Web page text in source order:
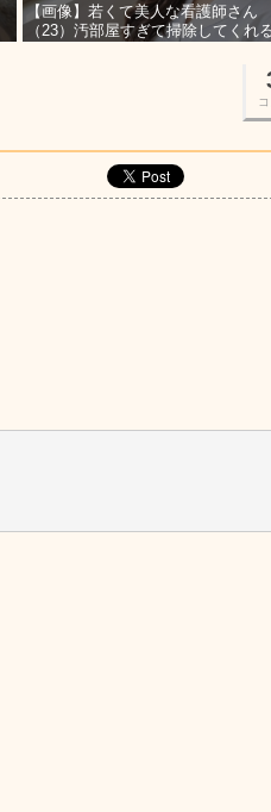
【画像】若くて美人な看護師さん
（23）汚部屋すぎて掃除してくれ